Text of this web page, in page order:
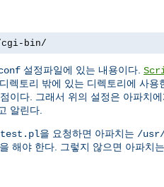
bin/
설정파일에 있는 내용이다.
디렉토리 밖에 있는 디렉토리에 사용
이다. 그래서 위의 설정은 아파치에
알린다.
test.pl을 요청하면 아파치는 /
해야 한다. 그렇지 않으면 아파치